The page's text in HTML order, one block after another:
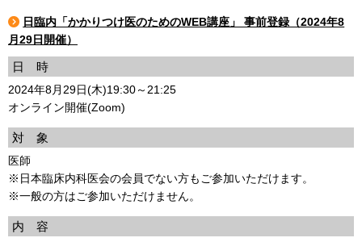
日臨内「かかりつけ医のためのWEB講座」 事前登録（2024年8
月29日開催）
日 時
2024年8月29日(木)19:30～21:25
オンライン開催(Zoom)
対 象
医師
※日本臨床内科医会の会員でない方もご参加いただけます。
※一般の方はご参加いただけません。
内 容